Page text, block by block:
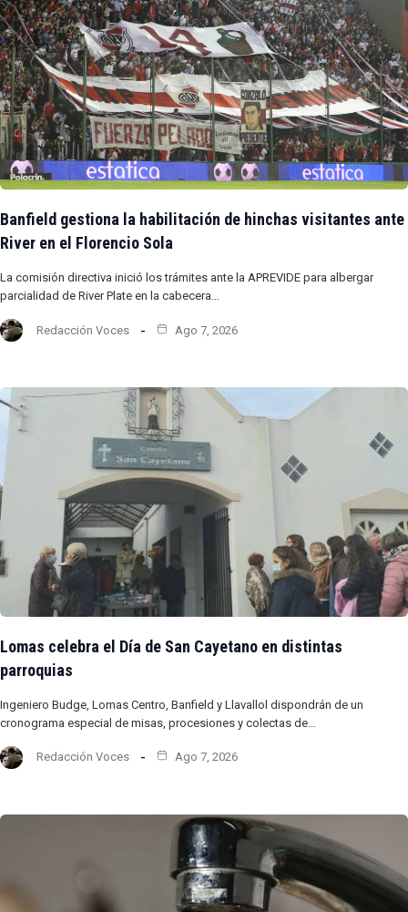
Banfield gestiona la habilitación de hinchas visitantes ante
River en el Florencio Sola
La comisión directiva inició los trámites ante la APREVIDE para albergar
parcialidad de River Plate en la cabecera…
Redacción Voces Ago 7, 2026
Lomas celebra el Día de San Cayetano en distintas
parroquias
Ingeniero Budge, Lomas Centro, Banfield y Llavallol dispondrán de un
cronograma especial de misas, procesiones y colectas de…
Redacción Voces Ago 7, 2026